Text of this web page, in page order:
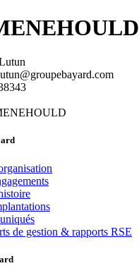
de gestion & rapports RSE